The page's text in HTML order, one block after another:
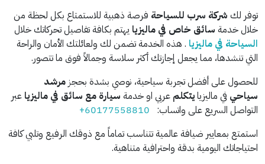
توفر لك شركة سرب للسياحة فرصة ذهبية للاستمتاع بكل لحظة من
خلال خدمة سائق خاص في ماليزيا يهتم بكافة تفاصيل تحركاتك خلال
السياحة في ماليزيا . هذه الخدمة تضمن لك ولعائلتك الأمان والراحة
التي تنشدها، مما يجعل إجازتك أكثر سلاسة وجمالاً فوق ما تتصور.
للحصول على أفضل تجربة سياحية، نوصي بشدة بحجز مرشد
سياحي في ماليزيايتكلم عربي او خدمة سيارة مع سائق في ماليزيا عبر
التواصل السريع على واتساب: +60177558810
استمتع بمعايير ضيافة عالمية تتناسب تماماً مع ذوقك الرفيع وتلبي كافة
احتياجاتك اليومية بدقة واحترافية متناهية.